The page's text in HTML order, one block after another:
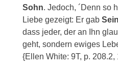
Sohn. Jedoch, ´Denn so
Liebe gezeigt: Er gab
dass jeder, der an Ihn
geht, sondern ewiges
{Ellen White: 9T, p. 208.2,